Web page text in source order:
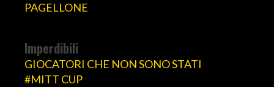
PAGELLONE
Imperdibili
GIOCATORI CHE NON SONO STATI
#MITT CUP